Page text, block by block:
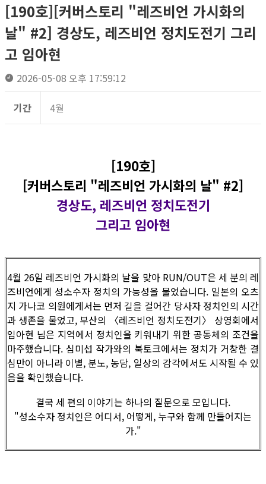
[190호][커버스토리 "레즈비언 가시화의
날" #2] 경상도, 레즈비언 정치도전기 그리
고 임아현
2026-05-08 오후 17:59:12
기간 4월
[190호]
[커버스토리 "레즈비언 가시화의 날" #2]
경상도, 레즈비언 정치도전기
그리고 임아현
4월 26일 레즈비언 가시화의 날을 맞아 RUN/OUT은 세 분의 레
즈비언에게 성소수자 정치의 가능성을 물었습니다. 일본의 오츠
지 가나코 의원에게서는 먼저 길을 걸어간 당사자 정치인의 시간
과 생존을 물었고, 부산의 〈레즈비언 정치도전기〉 상영회에서
임아현 님은 지역에서 정치인을 키워내기 위한 공동체의 조건을
마주했습니다. 심미섭 작가와의 북토크에서는 정치가 거창한 결
심만이 아니라 이별, 분노, 농담, 일상의 감각에서도 시작될 수 있
음을 확인했습니다.
결국 세 편의 이야기는 하나의 질문으로 모입니다.
"성소수자 정치인은 어디서, 어떻게, 누구와 함께 만들어지는
가."